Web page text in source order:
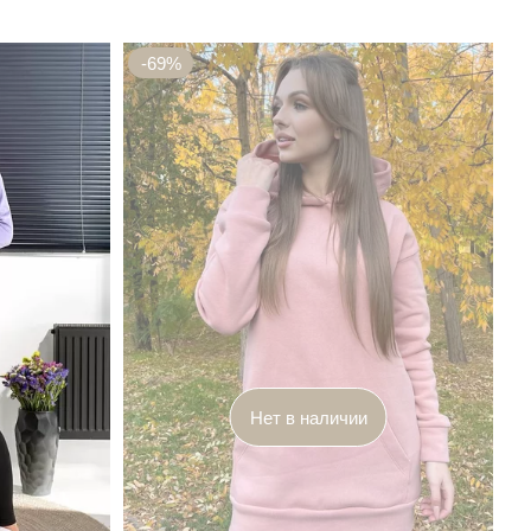
-69%
Нет в наличии